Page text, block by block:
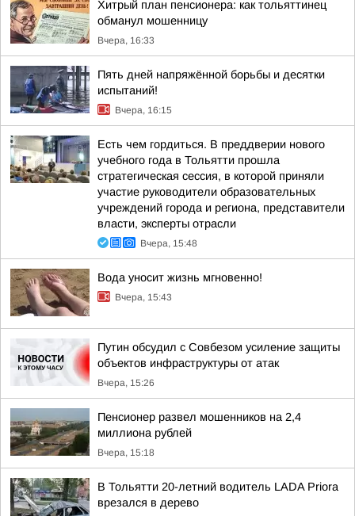
Хитрый план пенсионера: как тольяттинец
обманул мошенницу
Вчера, 16:33
Пять дней напряжённой борьбы и десятки
испытаний!
Вчера, 16:15
Есть чем гордиться. В преддверии нового
учебного года в Тольятти прошла
стратегическая сессия, в которой приняли
участие руководители образовательных
учреждений города и региона, представители
власти, эксперты отрасли
Вчера, 15:48
Вода уносит жизнь мгновенно!
Вчера, 15:43
Путин обсудил с Совбезом усиление защиты
объектов инфраструктуры от атак
Вчера, 15:26
Пенсионер развел мошенников на 2,4
миллиона рублей
Вчера, 15:18
В Тольятти 20-летний водитель LADA Priora
врезался в дерево